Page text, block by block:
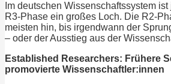
Im deutschen Wissenschaftssystem
R3-Phase ein großes Loch. Die R2-
meisten hin, bis irgendwann der
– oder der Ausstieg aus der
Established Researchers: Frühere
promovierte Wissenschaftler:innen